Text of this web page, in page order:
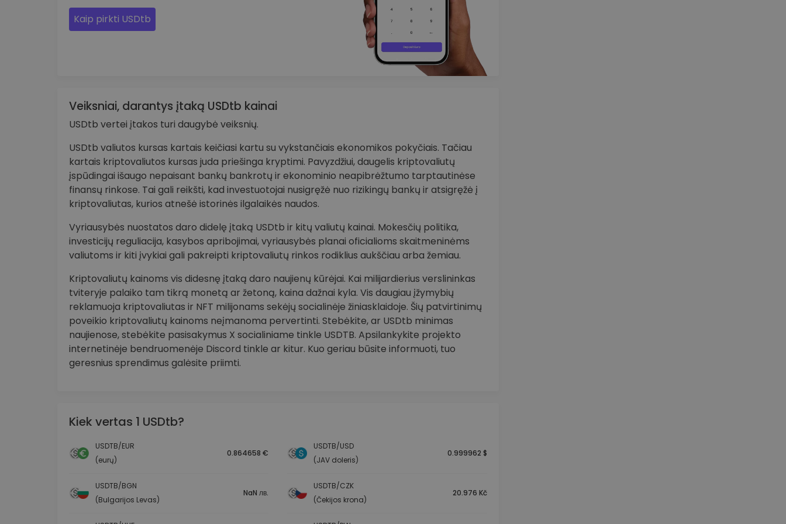
Kaip pirkti USDtb
Veiksniai, darantys įtaką USDtb kainai
USDtb vertei įtakos turi daugybė veiksnių.
USDtb valiutos kursas kartais keičiasi kartu su vykstančiais ekonomikos pokyčiais. Tačiau
kartais kriptovaliutos kursas juda priešinga kryptimi. Pavyzdžiui, daugelis kriptovaliutų
įspūdingai išaugo nepaisant bankų bankrotų ir ekonominio neapibrėžtumo tarptautinėse
finansų rinkose. Tai gali reikšti, kad investuotojai nusigręžė nuo rizikingų bankų ir atsigręžė į
kriptovaliutas, kurios atnešė istorinės ilgalaikės naudos.
Vyriausybės nuostatos daro didelę įtaką USDtb ir kitų valiutų kainai. Mokesčių politika,
investicijų reguliacija, kasybos apribojimai, vyriausybės planai oficialioms skaitmeninėms
valiutoms ir kiti įvykiai gali pakreipti kriptovaliutų rinkos rodiklius aukščiau arba žemiau.
Kriptovaliutų kainoms vis didesnę įtaką daro naujienų kūrėjai. Kai milijardierius verslininkas
tviteryje palaiko tam tikrą monetą ar žetoną, kaina dažnai kyla. Vis daugiau įžymybių
reklamuoja kriptovaliutas ir NFT milijonams sekėjų socialinėje žiniasklaidoje. Šių patvirtinimų
poveikio kriptovaliutų kainoms neįmanoma pervertinti. Stebėkite, ar USDtb minimas
naujienose, stebėkite pasisakymus X socialiniame tinkle USDTB. Apsilankykite projekto
internetinėje bendruomenėje Discord tinkle ar kitur. Kuo geriau būsite informuoti, tuo
geresnius sprendimus galėsite priimti.
Kiek vertas 1 USDtb?
USDTB/EUR
(eurų)
0.864658 €
USDTB/USD
(JAV doleris)
0.999962 $
USDTB/BGN
(Bulgarijos Levas)
NaN лв.
USDTB/CZK
(Čekijos krona)
20.976 Kč